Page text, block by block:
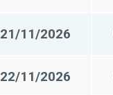
21/11/2026
22/11/2026